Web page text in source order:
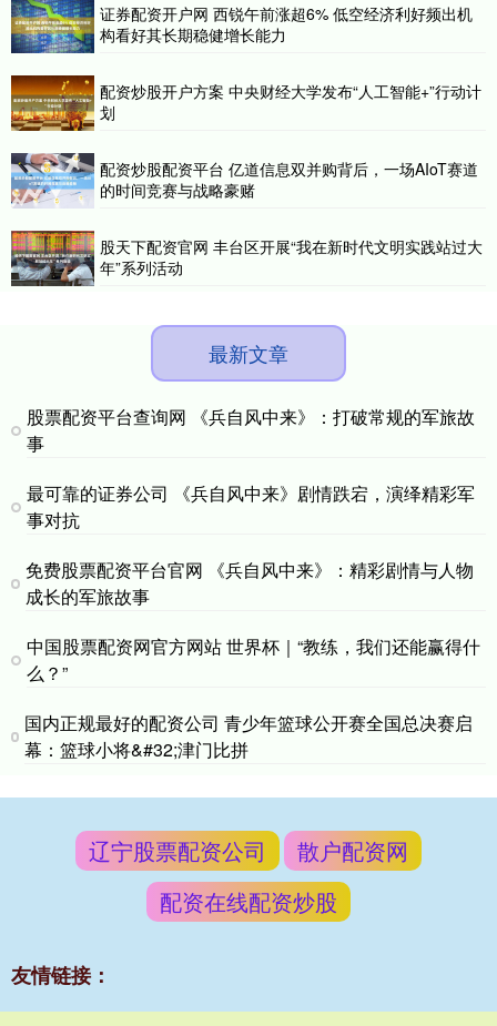
证券配资开户网 西锐午前涨超6% 低空经济利好频出机
构看好其长期稳健增长能力
配资炒股开户方案 中央财经大学发布“人工智能+”行动计
划
配资炒股配资平台 亿道信息双并购背后，一场AIoT赛道
的时间竞赛与战略豪赌
股天下配资官网 丰台区开展“我在新时代文明实践站过大
年”系列活动
最新文章
股票配资平台查询网 《兵自风中来》：打破常规的军旅故
事
最可靠的证券公司 《兵自风中来》剧情跌宕，演绎精彩军
事对抗
免费股票配资平台官网 《兵自风中来》：精彩剧情与人物
成长的军旅故事
中国股票配资网官方网站 世界杯｜“教练，我们还能赢得什
么？”
国内正规最好的配资公司 青少年篮球公开赛全国总决赛启
幕：篮球小将&#32;津门比拼
辽宁股票配资公司
散户配资网
配资在线配资炒股
友情链接：